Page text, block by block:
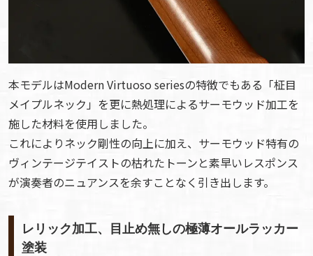
本モデルはModern Virtuoso seriesの特徴でもある「柾目
メイプルネック」を更に熱処理によるサーモウッド加工を
施した材料を使用しました。
これによりネック剛性の向上に加え、サーモウッド特有の
ヴィンテージテイストの枯れたトーンと素早いレスポンス
が演奏者のニュアンスを余すことなく引き出します。
レリック加工、目止め無しの極薄オールラッカー
塗装